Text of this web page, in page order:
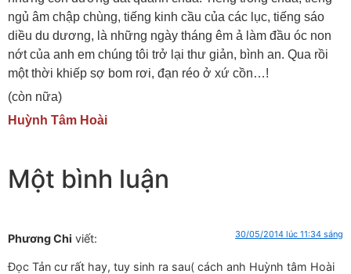
ngủ âm chập chùng, tiếng kinh cầu của các lục, tiếng sáo
diều du dương, là những ngày tháng êm ả làm đầu óc non
nớt của anh em chúng tôi trở lại thư giản, bình an. Qua rồi
một thời khiếp sợ bom rơi, đạn réo ở xứ cồn…!
(còn nữa)
Huỳnh Tâm Hoài
Một bình luận
Phương Chi viết: 30/05/2014 lúc 11:34 sáng
Đọc Tản cư rất hay, tuy sinh ra sau( cách anh Huỳnh tâm Hoài